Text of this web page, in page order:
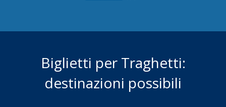
Biglietti per Traghetti:
destinazioni possibili